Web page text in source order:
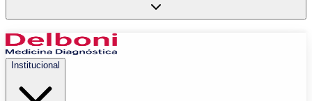
Institucional